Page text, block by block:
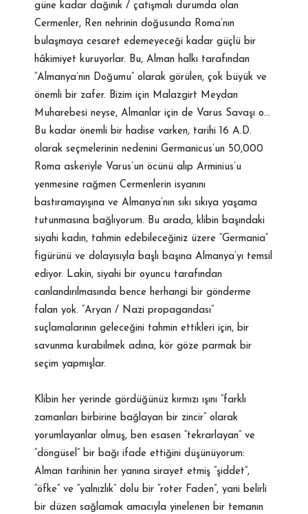
güne kadar dağınık / çatışmalı durumda olan
Cermenler, Ren nehrinin doğusunda Roma’nın
bulaşmaya cesaret edemeyeceği kadar güçlü bir
hâkimiyet kuruyorlar. Bu, Alman halkı tarafından
“Almanya’nın Doğumu” olarak görülen, çok büyük ve
önemli bir zafer. Bizim için Malazgirt Meydan
Muharebesi neyse, Almanlar için de Varus Savaşı o…
Bu kadar önemli bir hadise varken, tarihi 16 A.D.
olarak seçmelerinin nedenini Germanicus’un 50,000
Roma askeriyle Varus’un öcünü alıp Arminius’u
yenmesine rağmen Cermenlerin isyanını
bastıramayışına ve Almanya’nın sıkı sıkıya yaşama
tutunmasına bağlıyorum. Bu arada, klibin başındaki
siyahi kadın, tahmin edebileceğiniz üzere “Germania”
figürünü ve dolayısıyla başlı başına Almanya’yı temsil
ediyor. Lakin, siyahi bir oyuncu tarafından
canlandırılmasında bence herhangi bir gönderme
falan yok. “Aryan / Nazi propagandası”
suçlamalarının geleceğini tahmin ettikleri için, bir
savunma kurabilmek adına, kör göze parmak bir
seçim yapmışlar.
Klibin her yerinde gördüğünüz kırmızı ışını “farklı
zamanları birbirine bağlayan bir zincir” olarak
yorumlayanlar olmuş, ben esasen “tekrarlayan” ve
“döngüsel” bir bağı ifade ettiğini düşünüyorum:
Alman tarihinin her yanına sirayet etmiş “şiddet”,
“öfke” ve “yalnızlık” dolu bir “roter Faden”, yani belirli
bir düzen sağlamak amacıyla yinelenen bir temanın